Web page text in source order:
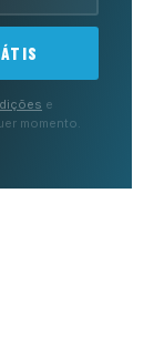
e
momento.